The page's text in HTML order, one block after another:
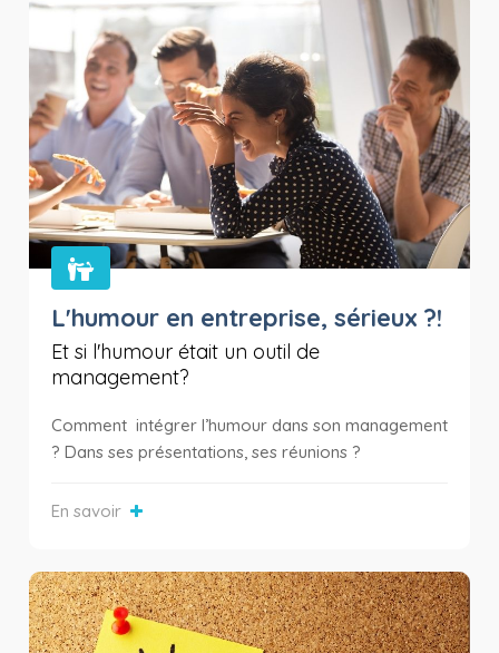
L'humour en entreprise, sérieux ?!
Et si l'humour était un outil de
management?
Comment intégrer l’humour dans son management
? Dans ses présentations, ses réunions ?
En savoir